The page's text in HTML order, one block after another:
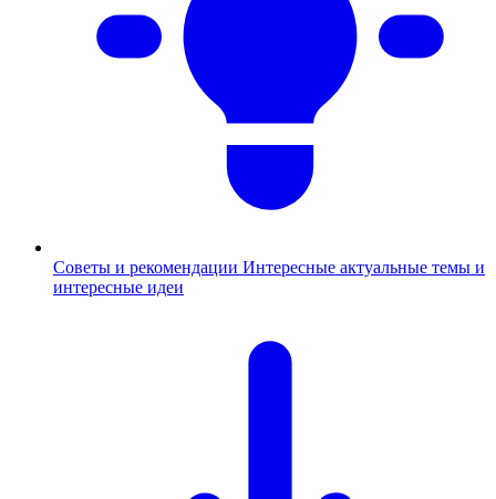
Советы и рекомендации Интересные актуальные темы и
интересные идеи